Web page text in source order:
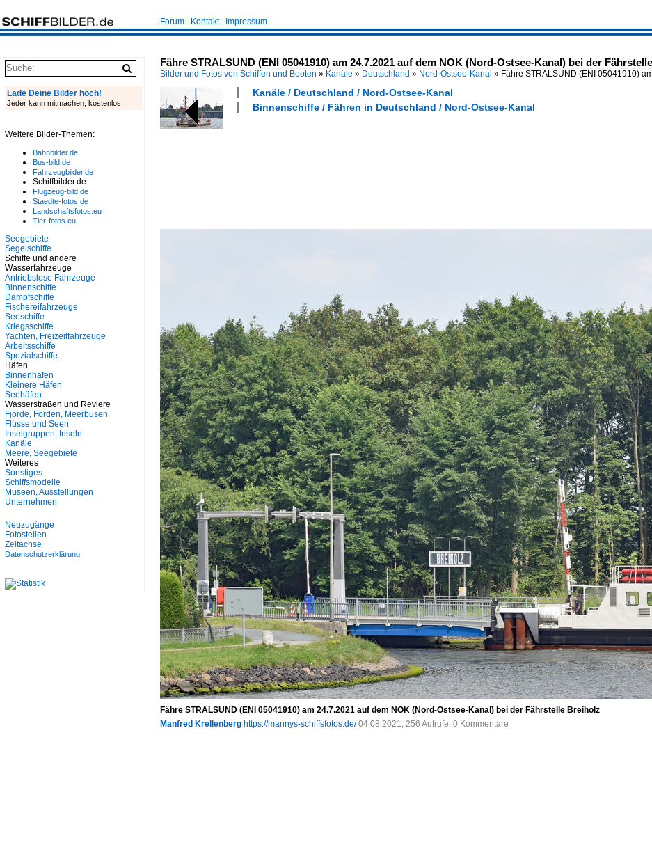
Forum Kontakt Impressum
Fähre STRALSUND (ENI 05041910) am 24.7.2021 auf dem NOK (Nord-Ostsee-Kanal) bei der
Bilder und Fotos von Schiffen und Booten » Kanäle » Deutschland » Nord-Ostsee-Kanal » Fähre STRALSUND (ENI 05041910)
Kanäle / Deutschland / Nord-Ostsee-Kanal
Binnenschiffe / Fähren in Deutschland / Nord-Ostsee-Kanal
Fähre STRALSUND (ENI 05041910) am 24.7.2021 auf dem NOK (Nord-Ostsee-Kanal) bei der Fährstelle Breiholz
Manfred Krellenberg https://mannys-schiffsfotos.de/ 04.08.2021, 256 Aufrufe, 0 Kommentare
Lade Deine Bilder hoch!
Jeder kann mitmachen, kostenlos!
Weitere Bilder-Themen:
Bahnbilder.de
Bus-bild.de
Fahrzeugbilder.de
Schiffbilder.de
Flugzeug-bild.de
Staedte-fotos.de
Landschaftsfotos.eu
Tier-fotos.eu
Seegebiete
Segelschiffe
Schiffe und andere
Wasserfahrzeuge
Antriebslose Fahrzeuge
Binnenschiffe
Dampfschiffe
Fischereifahrzeuge
Seeschiffe
Kriegsschiffe
Yachten, Freizeitfahrzeuge
Arbeitsschiffe
Spezialschiffe
Häfen
Binnenhäfen
Kleinere Häfen
Seehäfen
Wasserstraßen und Reviere
Fjorde, Förden, Meerbusen
Flüsse und Seen
Inselgruppen, Inseln
Kanäle
Meere, Seegebiete
Weiteres
Sonstiges
Schiffsmodelle
Museen, Ausstellungen
Unternehmen
Neuzugänge
Fotostellen
Zeitachse
Datenschutzerklärung